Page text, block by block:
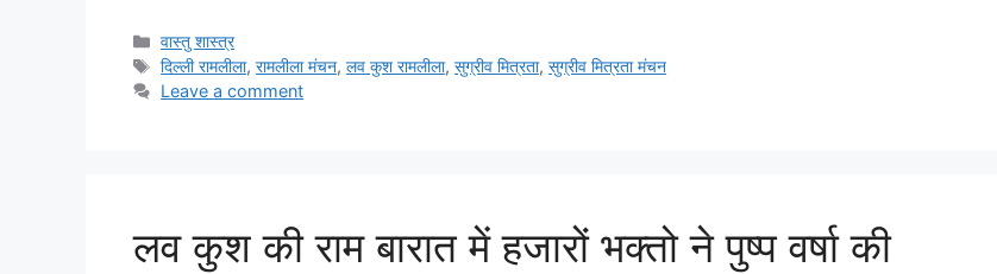
वास्तु शास्त्र
दिल्ली रामलीला,रामलीला मंचन,लव कुश रामलीला,सुग्रीव मित्रता,सुग्रीव मित्रता मंचन
Leave a comment
लव कुश की राम बारात में हजारों भक्तो ने पुष्प वर्षा की